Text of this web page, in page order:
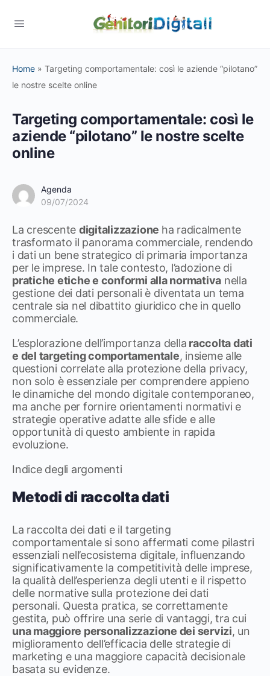
Home » Targeting comportamentale: così le aziende “pilotano”
le nostre scelte online
Targeting comportamentale: così le
aziende “pilotano” le nostre scelte
online
Agenda
09/07/2024
La crescente digitalizzazione ha radicalmente
trasformato il panorama commerciale, rendendo
i dati un bene strategico di primaria importanza
per le imprese. In tale contesto, l’adozione di
pratiche etiche e conformi alla normativa nella
gestione dei dati personali è diventata un tema
centrale sia nel dibattito giuridico che in quello
commerciale.
L’esplorazione dell’importanza della raccolta dati
e del targeting comportamentale, insieme alle
questioni correlate alla protezione della privacy,
non solo è essenziale per comprendere appieno
le dinamiche del mondo digitale contemporaneo,
ma anche per fornire orientamenti normativi e
strategie operative adatte alle sfide e alle
opportunità di questo ambiente in rapida
evoluzione.
Indice degli argomenti
Metodi di raccolta dati
La raccolta dei dati e il targeting
comportamentale si sono affermati come pilastri
essenziali nell’ecosistema digitale, influenzando
significativamente la competitività delle imprese,
la qualità dell’esperienza degli utenti e il rispetto
delle normative sulla protezione dei dati
personali. Questa pratica, se correttamente
gestita, può offrire una serie di vantaggi, tra cui
una maggiore personalizzazione dei servizi, un
miglioramento dell’efficacia delle strategie di
marketing e una maggiore capacità decisionale
basata su evidenze.